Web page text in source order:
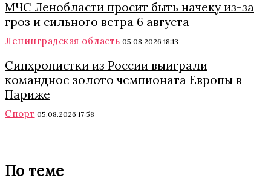
МЧС Ленобласти просит быть начеку из-за
гроз и сильного ветра 6 августа
Ленинградская область 05.08.2026 18:13
Синхронистки из России выиграли
командное золото чемпионата Европы в
Париже
Спорт 05.08.2026 17:58
По теме